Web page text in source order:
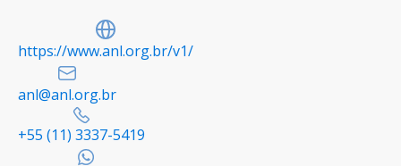
https://www.anl.org.br/v1/
anl@anl.org.br
+55 (11) 3337-5419